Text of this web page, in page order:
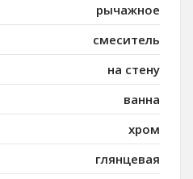
рычажное
смеситель
на стену
ванна
хром
глянцевая